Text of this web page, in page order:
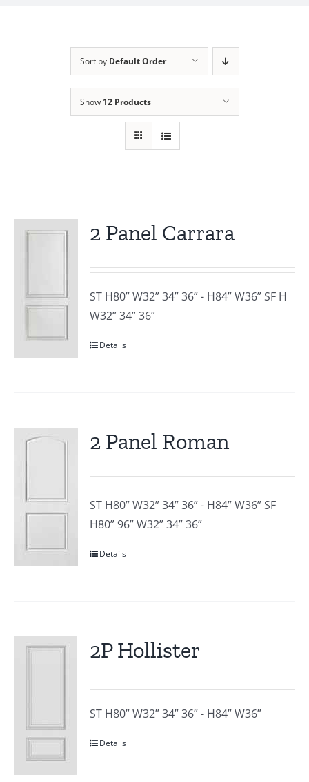
Sort by Default Order
Show 12 Products
2 Panel Carrara
ST H80” W32” 34” 36” - H84” W36” SF H
W32” 34” 36”
Details
2 Panel Roman
ST H80” W32” 34” 36” - H84” W36” SF
H80” 96” W32” 34” 36”
Details
2P Hollister
ST H80” W32” 34” 36” - H84” W36”
Details